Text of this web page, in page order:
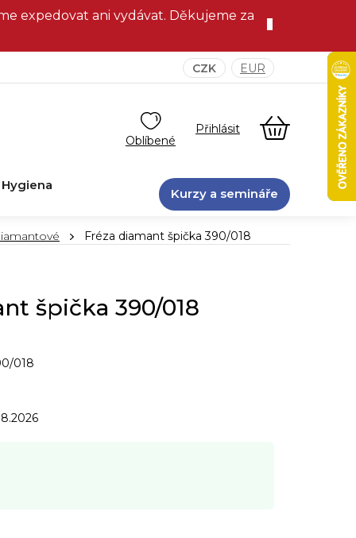
expedovat ani vydávat. Děkujeme za
CZK EUR
NÁKUPNÍ
KOŠÍK
Hygiena
Kurzy a semináře
Fréza diamant špička 390/018
špička 390/018
018